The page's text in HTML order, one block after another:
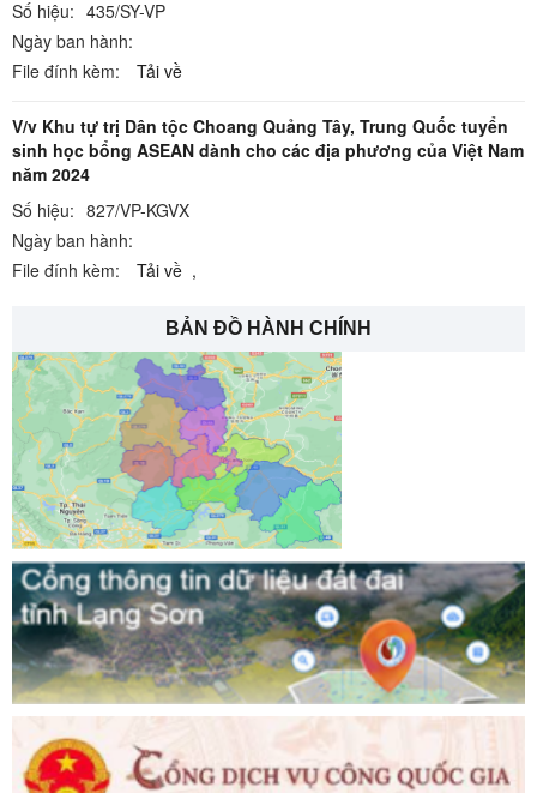
Số hiệu: 435/SY-VP
Ngày ban hành:
File đính kèm:
Tải về
V/v Khu tự trị Dân tộc Choang Quảng Tây, Trung Quốc tuyển
sinh học bổng ASEAN dành cho các địa phương của Việt Nam
năm 2024
Số hiệu: 827/VP-KGVX
Ngày ban hành:
File đính kèm:
Tải về ,
BẢN ĐỒ HÀNH CHÍNH